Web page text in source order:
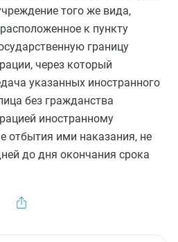
того же вида,
к пункту
границу
через который
указанных иностранного
без гражданства
иностранному
отбытия ими наказания, не
до дня окончания срока